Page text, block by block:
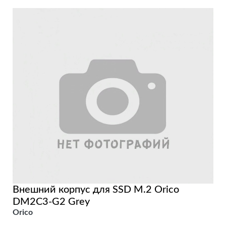
Внешний корпус для SSD M.2 Orico
DM2C3-G2 Grey
Orico